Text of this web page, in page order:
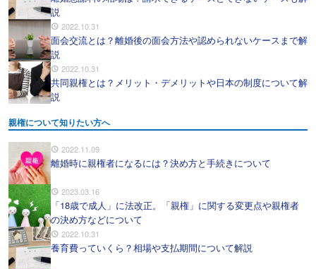
説
2022.10.31
面会交流とは？離婚後の面会方法や認められないケースまで解
説
2022.10.31
共同親権とは？メリット・デメリットや日本の制度について解
説
親権について知りたい方へ
2022.11.09
離婚時に親権者になるには？決め方と手続きについて
2023.03.16
「18歳で成人」に法改正。「親権」に関する変更点や親権者
の決め方などについて
2022.10.31
養育費っていくら？相場や支払期間について解説